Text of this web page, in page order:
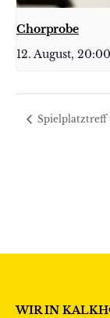
Chorprobe
12. August, 20:00
Spielplatztreff
WIR IN